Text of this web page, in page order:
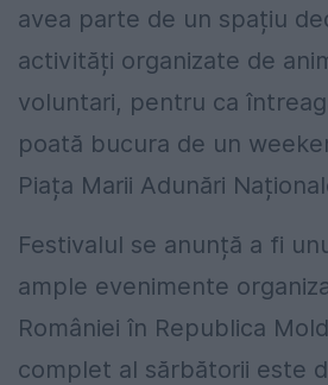
avea parte de un spațiu
activități organizate de
voluntari, pentru ca
poată bucura de un
Piața Marii Adunări
Festivalul se anunță a fi
ample evenimente
României în Republica
complet al sărbătorii este